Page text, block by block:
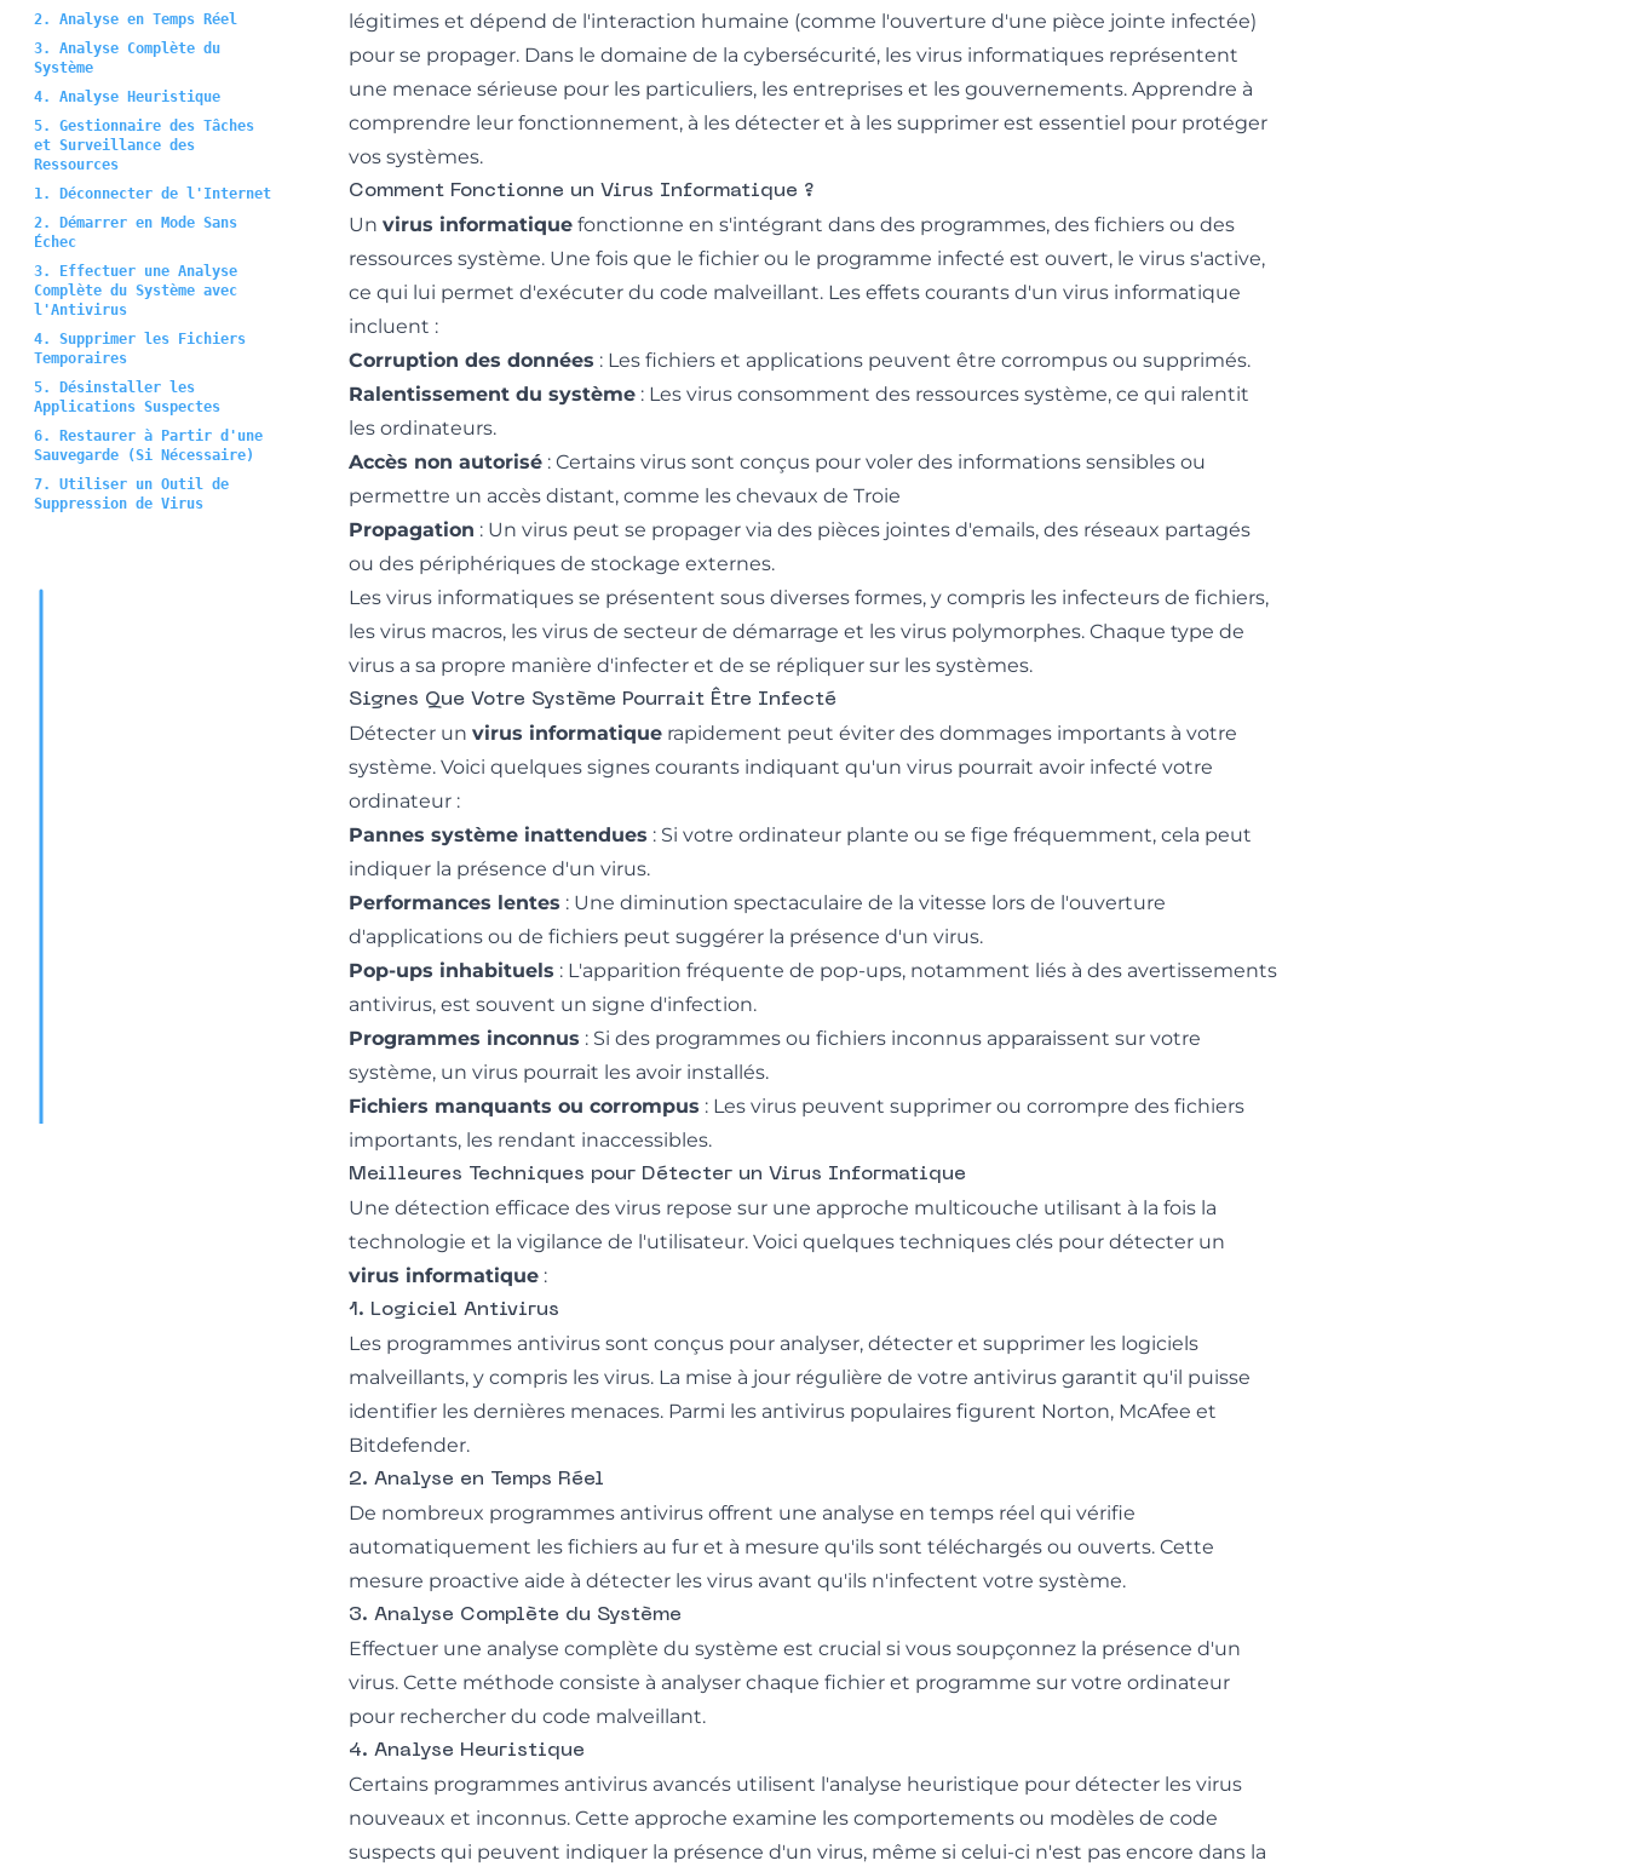
2. Analyse en Temps Réel
3. Analyse Complète du
Système
4. Analyse Heuristique
5. Gestionnaire des Tâches
et Surveillance des
Ressources
1. Déconnecter de l'Internet
2. Démarrer en Mode Sans
Échec
3. Effectuer une Analyse
Complète du Système avec
l'Antivirus
4. Supprimer les Fichiers
Temporaires
5. Désinstaller les
Applications Suspectes
6. Restaurer à Partir d'une
Sauvegarde (Si Nécessaire)
7. Utiliser un Outil de
Suppression de Virus
légitimes et dépend de l'interaction humaine (comme l'ouverture d'une pièce jointe infectée)
pour se propager. Dans le domaine de la cybersécurité, les virus informatiques représentent
une menace sérieuse pour les particuliers, les entreprises et les gouvernements. Apprendre à
comprendre leur fonctionnement, à les détecter et à les supprimer est essentiel pour protéger
vos systèmes.
Comment Fonctionne un Virus Informatique ?
Un virus informatique fonctionne en s'intégrant dans des programmes, des fichiers ou des
ressources système. Une fois que le fichier ou le programme infecté est ouvert, le virus s'active,
ce qui lui permet d'exécuter du code malveillant. Les effets courants d'un virus informatique
incluent :
Corruption des données : Les fichiers et applications peuvent être corrompus ou supprimés.
Ralentissement du système : Les virus consomment des ressources système, ce qui ralentit
les ordinateurs.
Accès non autorisé : Certains virus sont conçus pour voler des informations sensibles ou
permettre un accès distant, comme les chevaux de Troie
Propagation : Un virus peut se propager via des pièces jointes d'emails, des réseaux partagés
ou des périphériques de stockage externes.
Les virus informatiques se présentent sous diverses formes, y compris les infecteurs de fichiers,
les virus macros, les virus de secteur de démarrage et les virus polymorphes. Chaque type de
virus a sa propre manière d'infecter et de se répliquer sur les systèmes.
Signes Que Votre Système Pourrait Être Infecté
Détecter un virus informatique rapidement peut éviter des dommages importants à votre
système. Voici quelques signes courants indiquant qu'un virus pourrait avoir infecté votre
ordinateur :
Pannes système inattendues : Si votre ordinateur plante ou se fige fréquemment, cela peut
indiquer la présence d'un virus.
Performances lentes : Une diminution spectaculaire de la vitesse lors de l'ouverture
d'applications ou de fichiers peut suggérer la présence d'un virus.
Pop-ups inhabituels : L'apparition fréquente de pop-ups, notamment liés à des avertissements
antivirus, est souvent un signe d'infection.
Programmes inconnus : Si des programmes ou fichiers inconnus apparaissent sur votre
système, un virus pourrait les avoir installés.
Fichiers manquants ou corrompus : Les virus peuvent supprimer ou corrompre des fichiers
importants, les rendant inaccessibles.
Meilleures Techniques pour Détecter un Virus Informatique
Une détection efficace des virus repose sur une approche multicouche utilisant à la fois la
technologie et la vigilance de l'utilisateur. Voici quelques techniques clés pour détecter un
virus informatique :
1. Logiciel Antivirus
Les programmes antivirus sont conçus pour analyser, détecter et supprimer les logiciels
malveillants, y compris les virus. La mise à jour régulière de votre antivirus garantit qu'il puisse
identifier les dernières menaces. Parmi les antivirus populaires figurent Norton, McAfee et
Bitdefender.
2. Analyse en Temps Réel
De nombreux programmes antivirus offrent une analyse en temps réel qui vérifie
automatiquement les fichiers au fur et à mesure qu'ils sont téléchargés ou ouverts. Cette
mesure proactive aide à détecter les virus avant qu'ils n'infectent votre système.
3. Analyse Complète du Système
Effectuer une analyse complète du système est crucial si vous soupçonnez la présence d'un
virus. Cette méthode consiste à analyser chaque fichier et programme sur votre ordinateur
pour rechercher du code malveillant.
4. Analyse Heuristique
Certains programmes antivirus avancés utilisent l'analyse heuristique pour détecter les virus
nouveaux et inconnus. Cette approche examine les comportements ou modèles de code
suspects qui peuvent indiquer la présence d'un virus, même si celui-ci n'est pas encore dans la